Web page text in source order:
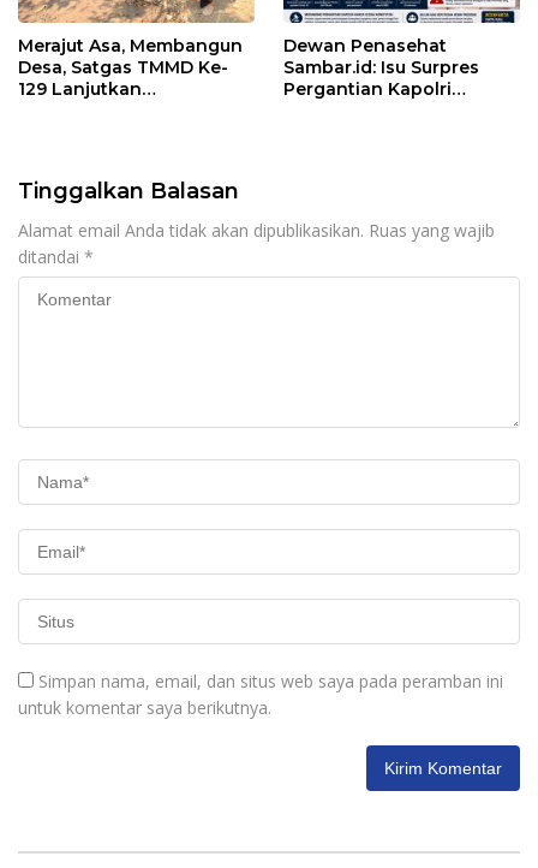
Merajut Asa, Membangun
Desa, Satgas TMMD Ke-
129 Lanjutkan
Dewan Penasehat
Sambar.id: Isu Surpres
Pergantian Kapolri
Tinggalkan Balasan
Alamat email Anda tidak akan dipublikasikan. Ruas yang wajib
ditandai *
Simpan nama, email, dan situs web saya pada peramban ini
untuk komentar saya berikutnya.